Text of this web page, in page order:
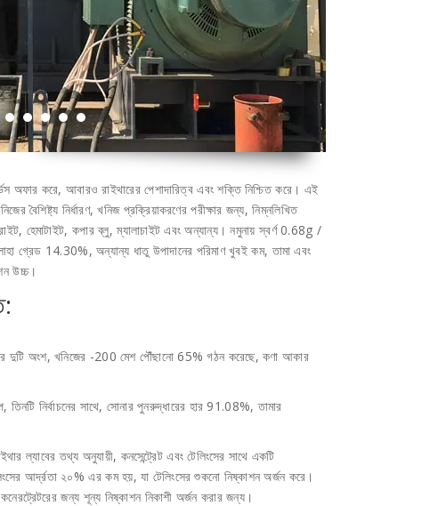
অফার করে, আবারও রাইথারের পেশাদারিত্ব এবং শক্তি নিশ্চিত করে। এই
বৈশিষ্ট্য নির্ধারণ, খনিজ প্রক্রিয়াকরণের পরীক্ষার জন্য, নিম্নলিখিত
হেমাটাইট, কপার ব্লু, ম্যালাচাইট এবং অন্যান্য। নমুনায় স্বর্ণ 0.68g /
গ্রেড 14.30%, অন্যান্য ধাতু উপাদানের পরিমাণ খুবই কম, তামা এবং
উচ্চ।
দুটি অংশ, খনিজের -200 মেশ পৌঁছানো 65% গঠন করেছে, কণা আকার
নির্বাচনের সাথে, সোনার পুনরুদ্ধারের হার 91.08%, তামার
ল্যাবের তথ্য অনুযায়ী, কনসেন্ট্রেট এবং টেলিংসের সাথে একটি
আর্দ্রতা ২০% এর কম হয়, যা টেলিংসের শুকনো নিষ্কাশন অর্জন করে।
কনেরট্রেটরের জন্য শূন্য নিষ্কাশন নিকাশী অর্জন করার জন্য।